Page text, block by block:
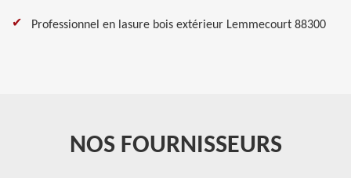
Professionnel en lasure bois extérieur Lemmecourt 88300
NOS FOURNISSEURS